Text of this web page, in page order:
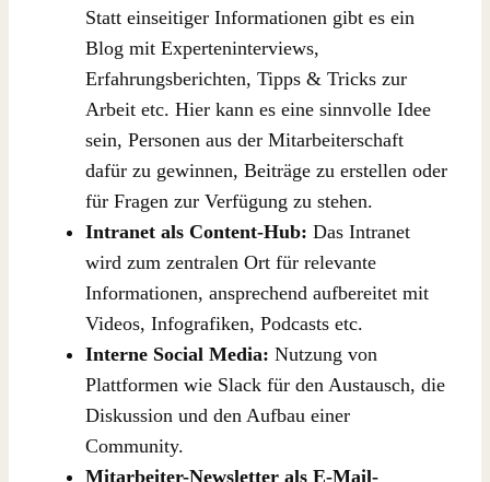
Statt einseitiger Informationen gibt es ein
Blog mit Experteninterviews,
Erfahrungsberichten, Tipps & Tricks zur
Arbeit etc. Hier kann es eine sinnvolle Idee
sein, Personen aus der Mitarbeiterschaft
dafür zu gewinnen, Beiträge zu erstellen oder
für Fragen zur Verfügung zu stehen.
Intranet als Content-Hub: Das Intranet
wird zum zentralen Ort für relevante
Informationen, ansprechend aufbereitet mit
Videos, Infografiken, Podcasts etc.
Interne Social Media: Nutzung von
Plattformen wie Slack für den Austausch, die
Diskussion und den Aufbau einer
Community.
Mitarbeiter-Newsletter als E-Mail-